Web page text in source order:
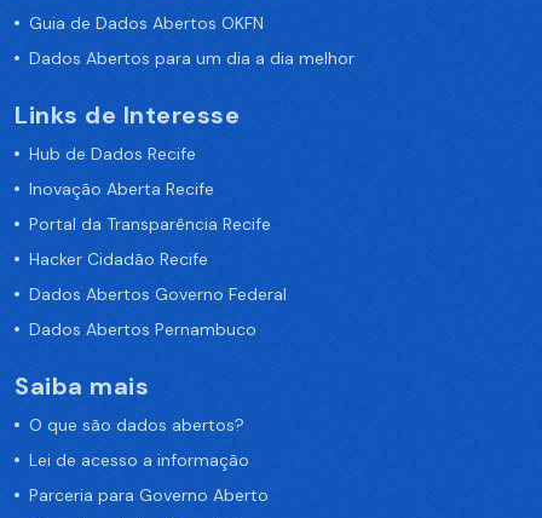
Guia de Dados Abertos OKFN
Dados Abertos para um dia a dia melhor
Links de Interesse
Hub de Dados Recife
Inovação Aberta Recife
Portal da Transparência Recife
Hacker Cidadão Recife
Dados Abertos Governo Federal
Dados Abertos Pernambuco
Saiba mais
O que são dados abertos?
Lei de acesso a informação
Parceria para Governo Aberto